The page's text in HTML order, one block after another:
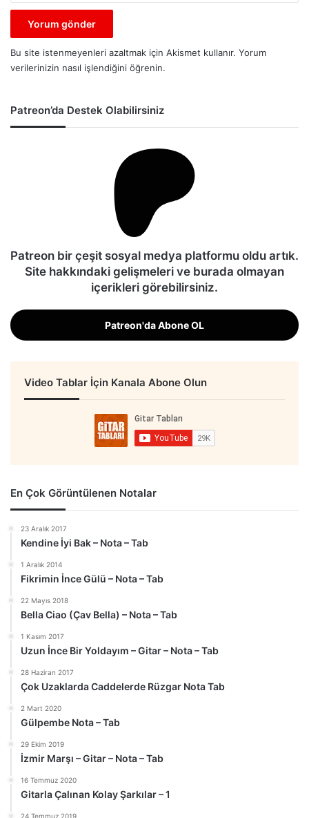
Bu site istenmeyenleri azaltmak için Akismet kullanır. Yorum
verilerinizin nasıl işlendiğini öğrenin.
Patreon’da Destek Olabilirsiniz
Patreon bir çeşit sosyal medya platformu oldu artık.
Site hakkındaki gelişmeleri ve burada olmayan
içerikleri görebilirsiniz.
Patreon'da Abone OL
Video Tablar İçin Kanala Abone Olun
En Çok Görüntülenen Notalar
23 Aralık 2017
Kendine İyi Bak – Nota – Tab
1 Aralık 2014
Fikrimin İnce Gülü – Nota – Tab
22 Mayıs 2018
Bella Ciao (Çav Bella) – Nota – Tab
1 Kasım 2017
Uzun İnce Bir Yoldayım – Gitar – Nota – Tab
28 Haziran 2017
Çok Uzaklarda Caddelerde Rüzgar Nota Tab
2 Mart 2020
Gülpembe Nota – Tab
29 Ekim 2019
İzmir Marşı – Gitar – Nota – Tab
16 Temmuz 2020
Gitarla Çalınan Kolay Şarkılar – 1
24 Temmuz 2019